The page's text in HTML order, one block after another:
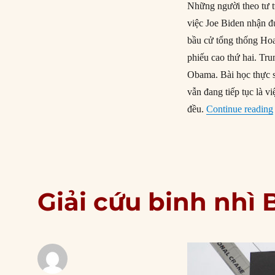
Những người theo tư
việc Joe Biden nhận
bầu cử tổng thống
phiếu cao thứ hai.
Obama. Bài học thực
vẫn đang tiếp tục là
đều.Continue reading
Giải cứu binh nhì